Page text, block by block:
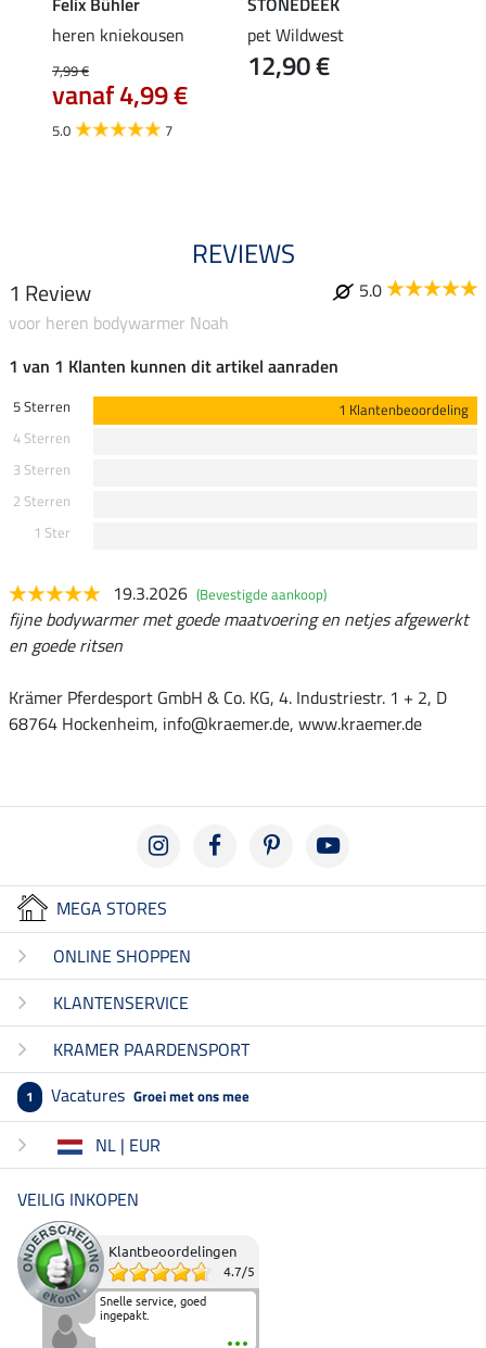
heren kniekousen
7,99 €
vanaf 4,99 €
5.0 7
pet Wildwest
12,90 €
REVIEWS
1 Review
5.0
voor heren bodywarmer Noah
1 van 1 Klanten kunnen dit artikel aanraden
5 Sterren
1 Klantenbeoordeling
4 Sterren
3 Sterren
2 Sterren
1 Ster
19.3.2026 (Bevestigde aankoop)
fijne bodywarmer met goede maatvoering en netjes afgewerkt
en goede ritsen
Krämer Pferdesport GmbH & Co. KG, 4. Industriestr. 1 + 2, D
68764 Hockenheim, info@kraemer.de, www.kraemer.de
MEGA STORES
ONLINE SHOPPEN
KLANTENSERVICE
KRAMER PAARDENSPORT
1 Vacatures Groei met ons mee
NL | EUR
VEILIG INKOPEN
Klantbeoordelingen
4.7/5
Snelle service, goed
ingepakt.